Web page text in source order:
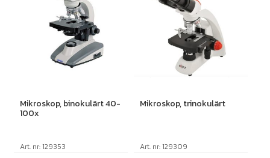
Mikroskop, binokulärt 40-
100x
Art. nr: 129353
Mikroskop, trinokulärt
Art. nr: 129309